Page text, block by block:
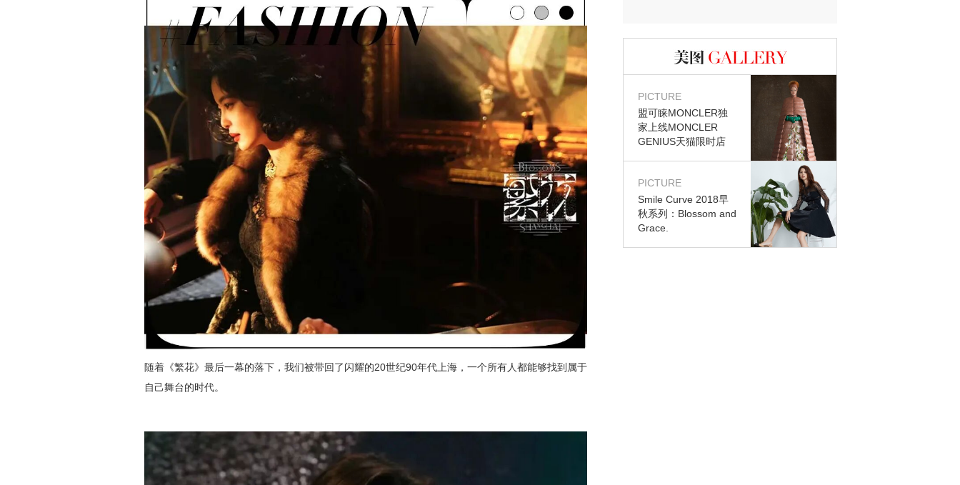
随着《繁花》最后一幕的落下，我们被带回了闪耀的20世纪90年代上海，一个所有人都能够找到属于
自己舞台的时代。
图库
PICTURE
盟可睐MONCLER独
家上线MONCLER
GENIUS天猫限时店
PICTURE
Smile Curve 2018早
秋系列：Blossom and
Grace.